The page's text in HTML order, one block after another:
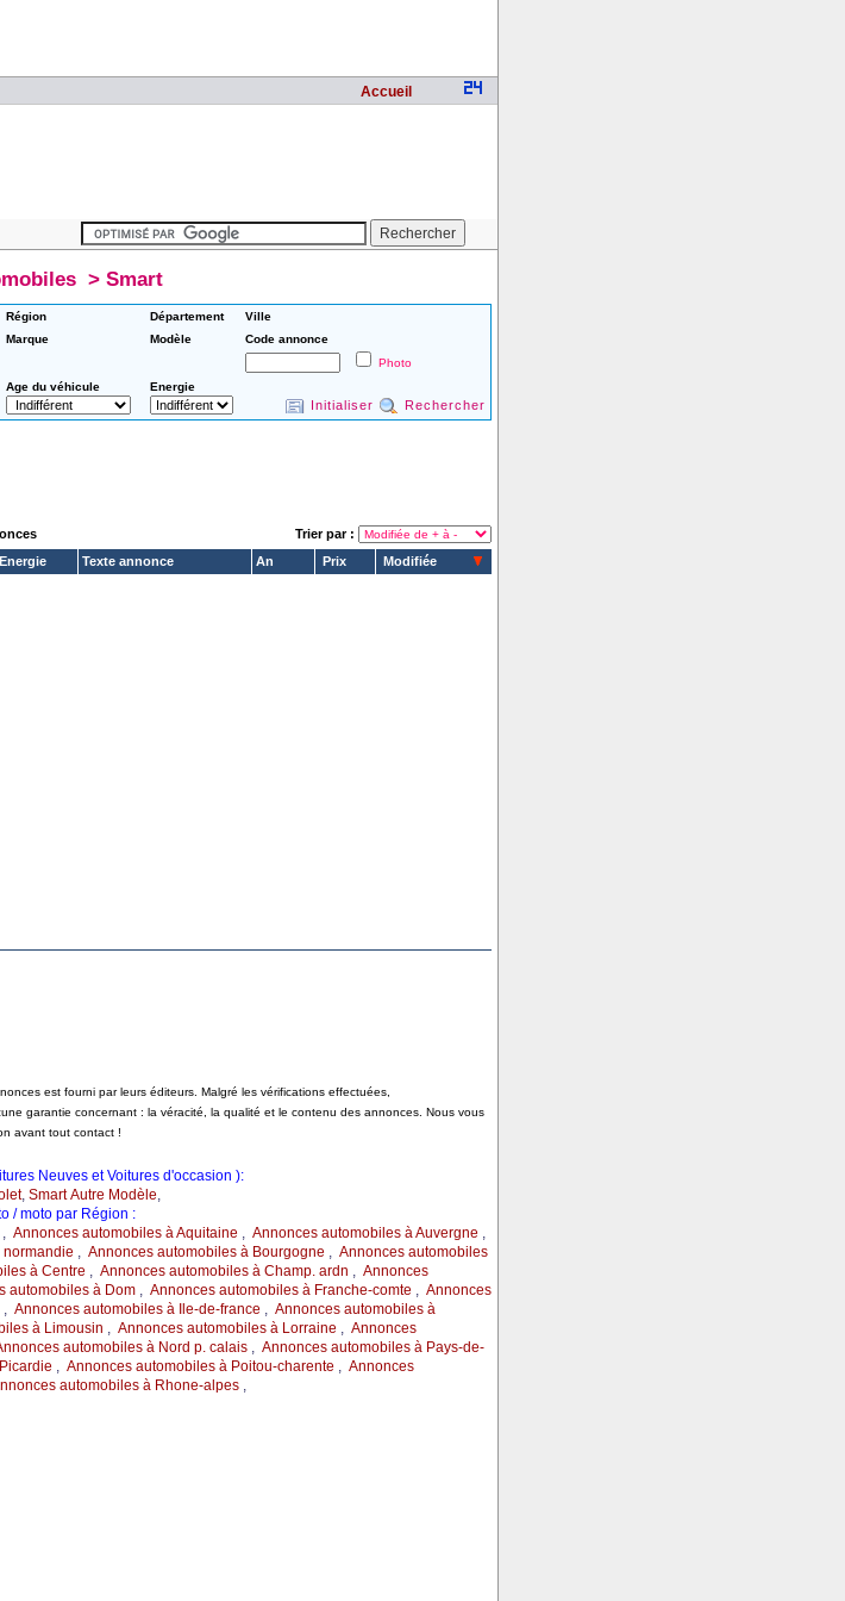
Accueil
> Smart
Région Département
Ville
Marque Modèle
Code annonce
Photo
Age du véhicule
Energie
Initialiser Rechercher
Trier par :
Energie Texte annonce An Prix Modifiée
est fourni par leurs éditeurs. Malgré les vérifications effectuées,
garantie concernant : la véracité, la qualité et le contenu des annonces. Nous vous
avant tout contact !
Neuves et Voitures d'occasion ):
, Smart Autre Modèle,
/ moto par Région :
, Annonces automobiles à Aquitaine , Annonces automobiles à Auvergne ,
, Annonces automobiles à Bourgogne , Annonces automobiles
à Centre , Annonces automobiles à Champ. ardn , Annonces
automobiles à Dom, Annonces automobiles à Franche-comte , Annonces
, Annonces automobiles à Ile-de-france , Annonces automobiles à
à Limousin , Annonces automobiles à Lorraine , Annonces
automobiles à Nord p. calais, Annonces automobiles à Pays-de-
, Annonces automobiles à Poitou-charente , Annonces
automobiles à Rhone-alpes,